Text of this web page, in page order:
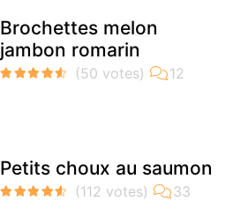
Brochettes melon
jambon romarin
Petits choux au saumon